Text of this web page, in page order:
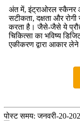
अंत में, इंट्राओरल स्कैनर
सटीकता, दक्षता और
करता है। जैसे-जैसे ये
चिकित्सा का भविष्य
एकीकरण द्वारा आकार
पोस्ट समय: जनवरी-20-